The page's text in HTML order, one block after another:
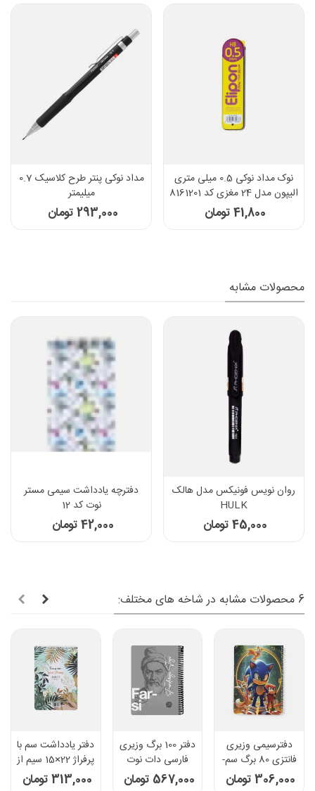
نوک مداد نوکی 0.5 میلی متری
الیپون مدل 24 مغزی کد 8161201
41,800 تومان
مداد نوکی پنتر طرح کلاسیک 0.7
میلیمتر
293,000 تومان
محصولات مشابه
روان نویس فونیکس مدل هالک
HULK
45,000 تومان
دفترچه یادداشت سیمی مستر
نوت کد 12
42,000 تومان
6 محصولات مشابه در شاخه های مختلف:
دفترسیمی وزیری
فانتزی 80 برگ سم-
طرح Sonic
306,000 تومان
دفتر 100 برگ وزیری
فارسی دات نوت
سری چهره ها رنگ
567,000 تومان
دفتر یادداشت سم با
پرفراژ 22×15 سیم از
15 طرح 696
313,000 تومان